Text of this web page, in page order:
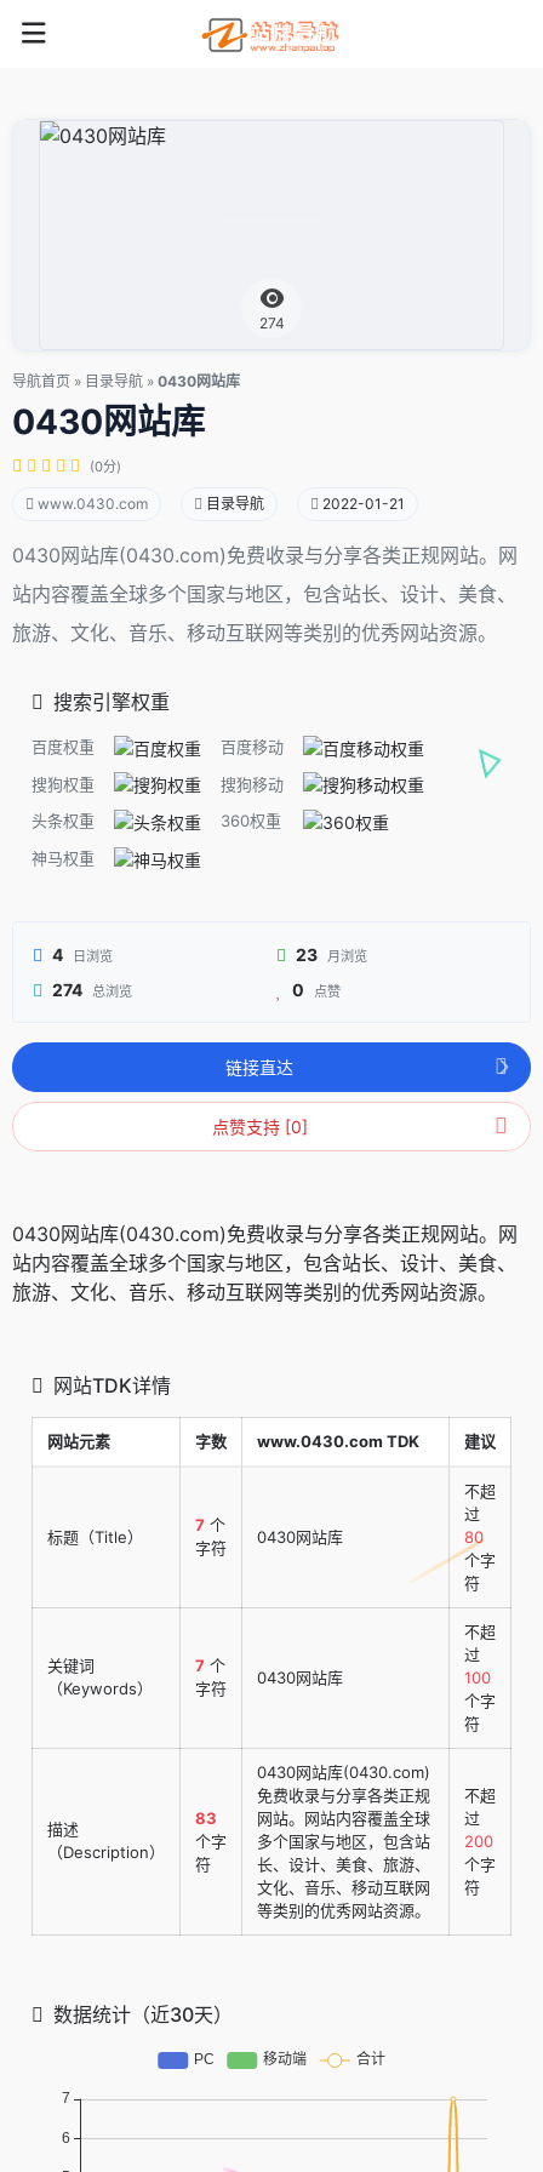
274
导航首页 » 目录导航 » 0430网站库
0430网站库
(0分)
www.0430.com 目录导航 2022-01-21
0430网站库(0430.com)免费收录与分享各类正规网站。网
站内容覆盖全球多个国家与地区，包含站长、设计、美食、
旅游、文化、音乐、移动互联网等类别的优秀网站资源。
搜索引擎权重
百度权重
百度移动
搜狗权重
搜狗移动
头条权重
360权重
神马权重
4 日浏览 23 月浏览
274 总浏览 0 点赞
链接直达
点赞支持 [0]
0430网站库(0430.com)免费收录与分享各类正规网站。网
站内容覆盖全球多个国家与地区，包含站长、设计、美食、
旅游、文化、音乐、移动互联网等类别的优秀网站资源。
网站TDK详情
网站元素 字数 www.0430.com TDK 建议
标题（Title）
7 个
字符
0430网站库
不超
过
80
个字
符
关键词
（Keywords）
7 个
字符
0430网站库
不超
过
100
个字
符
描述
（Description）
83
个字
符
0430网站库(0430.com)
免费收录与分享各类正规
网站。网站内容覆盖全球
多个国家与地区，包含站
长、设计、美食、旅游、
文化、音乐、移动互联网
等类别的优秀网站资源。
不超
过
200
个字
符
数据统计（近30天）